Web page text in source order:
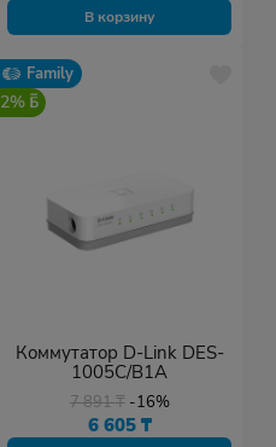
В корзину
Family
2%
Коммутатор D-Link DES-
1005C/B1A
7 891₸ -16%
6 605 ₸